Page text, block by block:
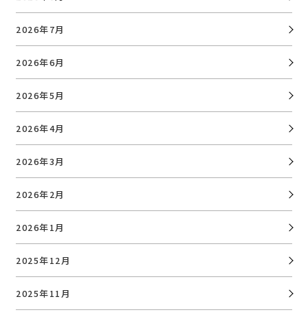
2026年7月
2026年6月
2026年5月
2026年4月
2026年3月
2026年2月
2026年1月
2025年12月
2025年11月